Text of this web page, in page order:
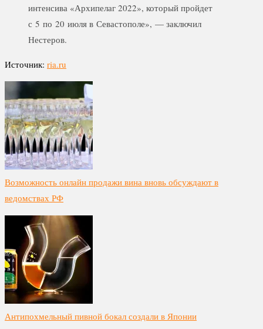
интенсива «Архипелаг 2022», который пройдет
с 5 по 20 июля в Севастополе», — заключил
Нестеров.
Источник: ria.ru
Возможность онлайн продажи вина вновь обсуждают в
ведомствах РФ
Антипохмельный пивной бокал создали в Японии